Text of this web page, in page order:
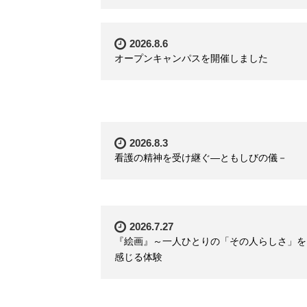
2026.8.6
オープンキャンパスを開催しました
2026.8.3
看護の精神を受け継ぐ―ともしびの儀－
2026.7.27
『絵画』～一人ひとりの「その人らしさ」を
感じる体験